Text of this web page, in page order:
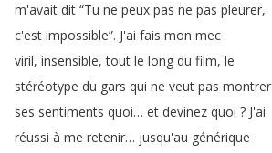
m'avait dit “Tu ne peux pas ne pas pleurer,
c'est impossible”. J'ai fais mon mec
viril, insensible,tout le long du film, le
stéréotype du gars qui ne veut pas montrer
ses sentiments quoi… et devinez quoi ? J'ai
réussi à me retenir… jusqu'au générique